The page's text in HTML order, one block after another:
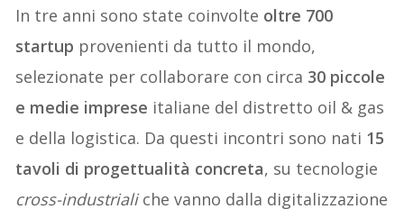
In tre anni sono state coinvolte oltre 700
startup provenienti da tutto il mondo,
selezionate per collaborare con circa 30 piccole
e medie imprese italiane del distretto oil & gas
e della logistica. Da questi incontri sono nati 15
tavoli di progettualità concreta, su tecnologie
cross-industrialiche vanno dalla digitalizzazione